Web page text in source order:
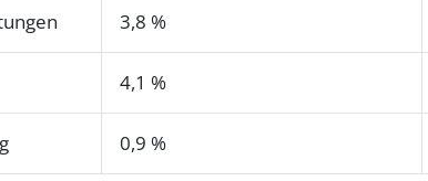
3,8 %
4,1 %
0,9 %